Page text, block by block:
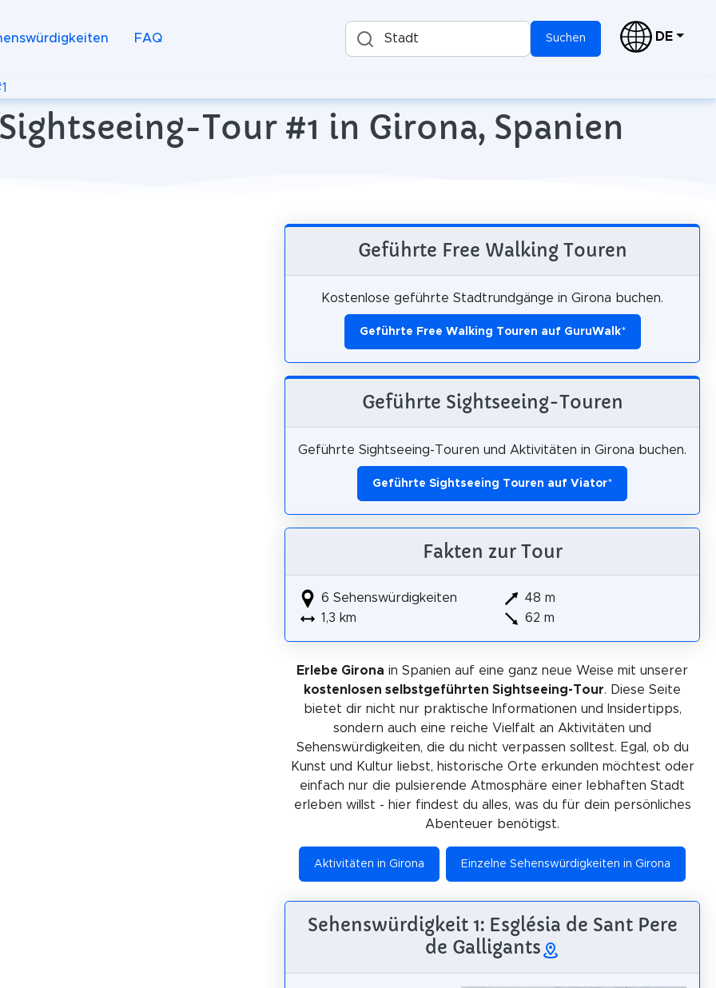
FAQ Stadt Suchen DE
Tour #1 in Girona, Spanien
Geführte Free Walking Touren
Kostenlose geführte Stadtrundgänge in Girona buchen.
Geführte Free Walking Touren auf GuruWalk*
Geführte Sightseeing-Touren
Geführte Sightseeing-Touren und Aktivitäten in Girona buchen.
Geführte Sightseeing Touren auf Viator*
Fakten zur Tour
6 Sehenswürdigkeiten
1,3 km
48 m
62 m
Erlebe Girona in Spanien auf eine ganz neue Weise mit unserer
kostenlosen selbstgeführten Sightseeing-Tour. Diese Seite
bietet dir nicht nur praktische Informationen und Insidertipps,
sondern auch eine reiche Vielfalt an Aktivitäten und
Sehenswürdigkeiten, die du nicht verpassen solltest. Egal, ob du
Kunst und Kultur liebst, historische Orte erkunden möchtest oder
einfach nur die pulsierende Atmosphäre einer lebhaften Stadt
erleben willst - hier findest du alles, was du für dein persönliches
Abenteuer benötigst.
Aktivitäten in Girona Einzelne Sehenswürdigkeiten in Girona
Sehenswürdigkeit 1: Església de Sant Pere
de Galligants